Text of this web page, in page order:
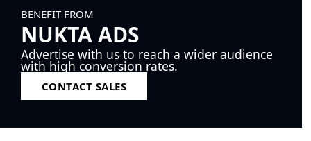
BENEFIT FROM
NUKTA ADS
Advertise with us to reach a wider audience
with high conversion rates.
CONTACT SALES